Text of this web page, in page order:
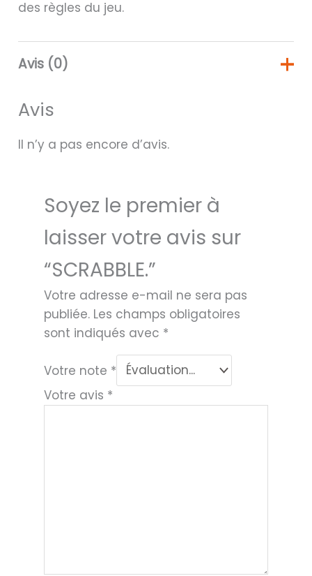
des règles du jeu.
Avis (0)
Avis
Il n’y a pas encore d’avis.
Soyez le premier à
laisser votre avis sur
“SCRABBLE.”
Votre adresse e-mail ne sera pas
publiée. Les champs obligatoires
sont indiqués avec *
Votre note *
Votre avis *